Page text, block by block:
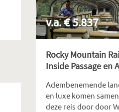
v.a. € 5.837
Rocky Mountain
Inside Passage en
Adembenemende
en luxe komen
deze reis door door